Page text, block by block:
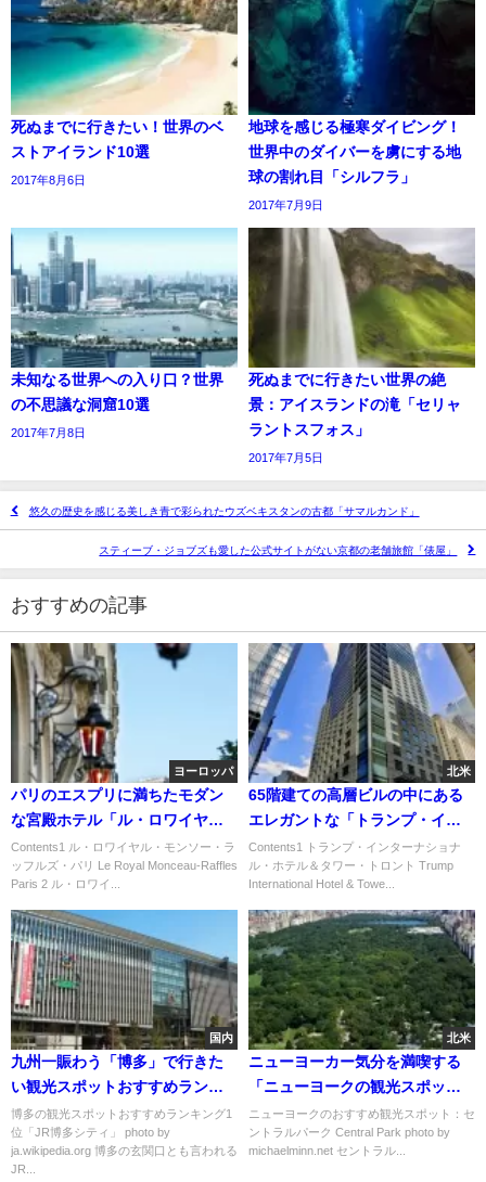
死ぬまでに行きたい！世界のベ
ストアイランド10選
2017年8月6日
地球を感じる極寒ダイビング！
世界中のダイバーを虜にする地
球の割れ目「シルフラ」
2017年7月9日
未知なる世界への入り口？世界
の不思議な洞窟10選
2017年7月8日
死ぬまでに行きたい世界の絶
景：アイスランドの滝「セリャ
ラントスフォス」
2017年7月5日
悠久の歴史を感じる美しき青で彩られたウズベキスタンの古都「サマルカンド」
スティーブ・ジョブズも愛した公式サイトがない京都の老舗旅館「俵屋」
おすすめの記事
ヨーロッパ
パリのエスプリに満ちたモダン
な宮殿ホテル「ル・ロワイヤ
ル・モンソー・ラッフルズ・パ
リ」
Contents1 ル・ロワイヤル・モンソー・ラ
ッフルズ・パリ Le Royal Monceau-Raffles
Paris 2 ル・ロワイ...
北米
65階建ての高層ビルの中にある
エレガントな「トランプ・イン
ターナショナル・ホテル＆タワ
ー・トロント」
Contents1 トランプ・インターナショナ
ル・ホテル＆タワー・トロント Trump
International Hotel & Towe...
国内
九州一賑わう「博多」で行きた
い観光スポットおすすめランキ
ング
博多の観光スポットおすすめランキング1
位「JR博多シティ」 photo by
ja.wikipedia.org 博多の玄関口とも言われる
JR...
北米
ニューヨーカー気分を満喫する
「ニューヨークの観光スポッ
ト」おすすめ５選
ニューヨークのおすすめ観光スポット：セ
ントラルパーク Central Park photo by
michaelminn.net セントラル...